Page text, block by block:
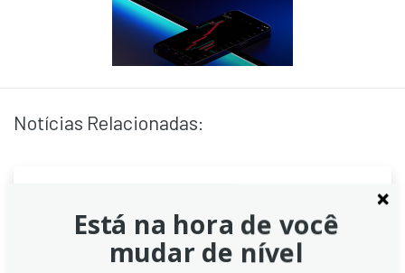
Notícias Relacionadas:
Aumento significativo nas
remessas de petróleo russo
Está na hora de você
mudar de nível